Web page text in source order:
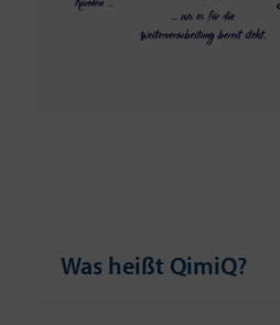
Was heißt QimiQ?